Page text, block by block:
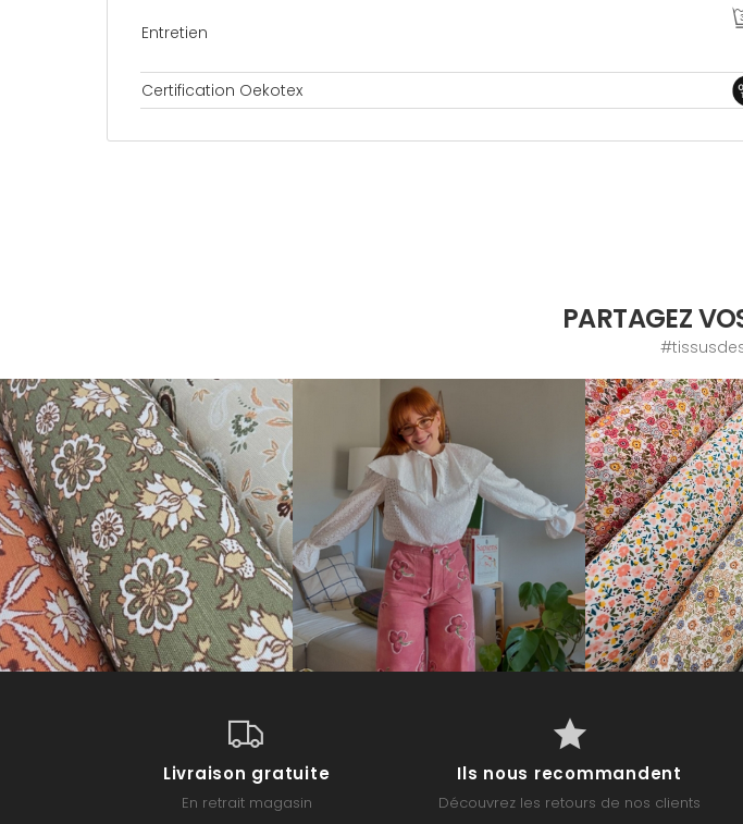
Entretien
Certification Oekotex
PARTAGEZ
Livraison gratuite
En retrait magasin
Ils nous recommandent
Découvrez les retours de nos clients